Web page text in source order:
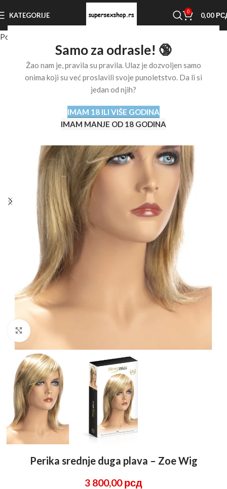
Samo za odrasle! 🔞
Žao nam je, pravila su pravila. Ulaz je dozvoljen samo
onima koji su već proslavili svoje punoletstvo. Da li si
jedan od njih?
IMAM 18 ILI VIŠE GODINA
IMAM MANJE OD 18 GODINA
KATEGORIJE 0 0,00
Početna stranica
Click to enlarge
Perika srednje duga plava – Zoe Wig
3 800,00рсд